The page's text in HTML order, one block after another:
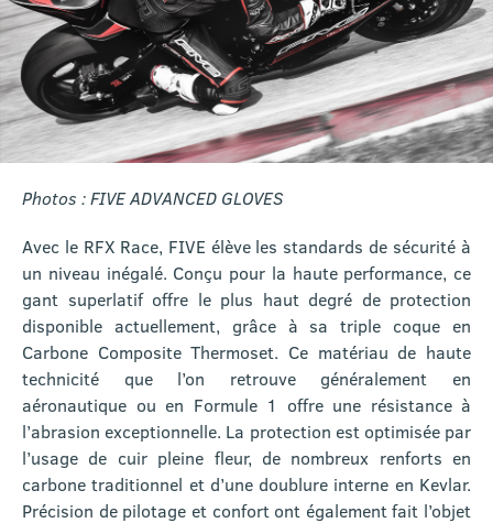
Photos : FIVE ADVANCED GLOVES
Avec le RFX Race, FIVE élève les standards de sécurité à
un niveau inégalé. Conçu pour la haute performance, ce
gant superlatif offre le plus haut degré de protection
disponible actuellement, grâce à sa triple coque en
Carbone Composite Thermoset. Ce matériau de haute
technicité que l’on retrouve généralement en
aéronautique ou en Formule 1 offre une résistance à
l’abrasion exceptionnelle. La protection est optimisée par
l’usage de cuir pleine fleur, de nombreux renforts en
carbone traditionnel et d’une doublure interne en Kevlar.
Précision de pilotage et confort ont également fait l’objet